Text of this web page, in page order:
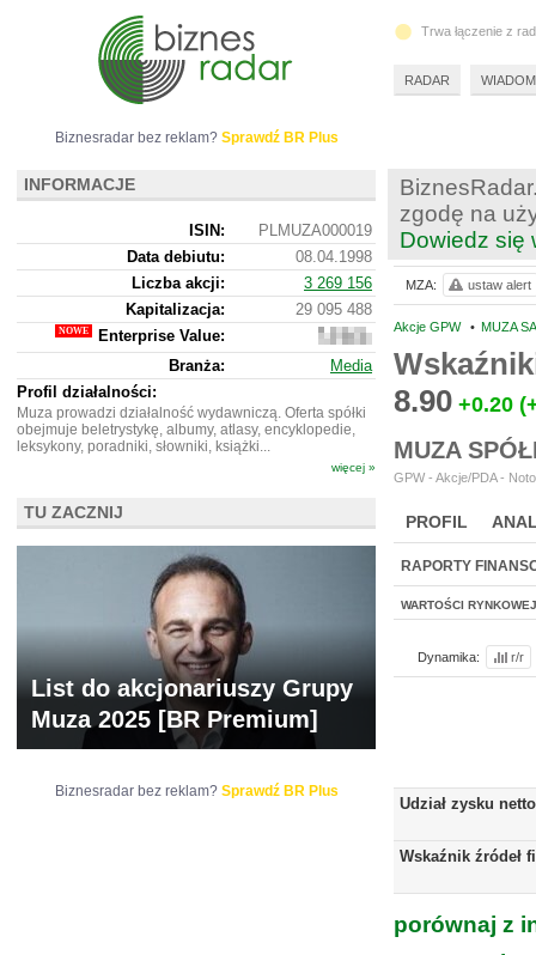
zgodę na
Dowiedz się
Akcje GPW • MUZA
8.90 +0.20
MUZA
GPW - Akcje/PDA -
PROFIL
BR LAB
RAPORTY
WARTOŚCI RYNKOWEJ
Dynamika: r/r
Udział zysku
Wskaźnik źródeł
porównaj z
MZA: ustaw alert
Biznesradar bez reklam? Sprawdź BR Plus
INFORMACJE
ISIN:
PLMUZA000019
Data debiutu:
08.04.1998
Liczba akcji:
3 269 156
Kapitalizacja:
29 095 488
Enterprise Value:
20
237
488
Branża:
Media
Profil działalności:
Muza prowadzi działalność wydawniczą. Oferta spółki
obejmuje beletrystykę, albumy, atlasy, encyklopedie,
leksykony, poradniki, słowniki, książki...
więcej »
TU ZACZNIJ
List do akcjonariuszy Grupy
Muza 2025 [BR Premium]
Biznesradar bez reklam? Sprawdź BR Plus
Trwa łączenie z
RADAR